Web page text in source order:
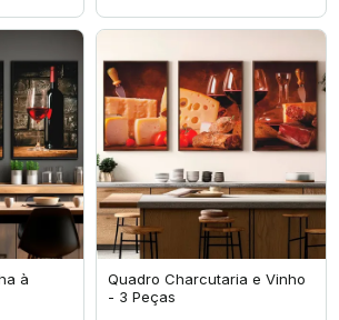
à
Quadro Charcutaria e Vinho
- 3 Peças